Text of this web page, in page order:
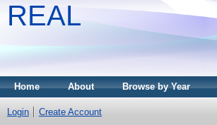
REAL
Home About Browse by Year
Login Create Account